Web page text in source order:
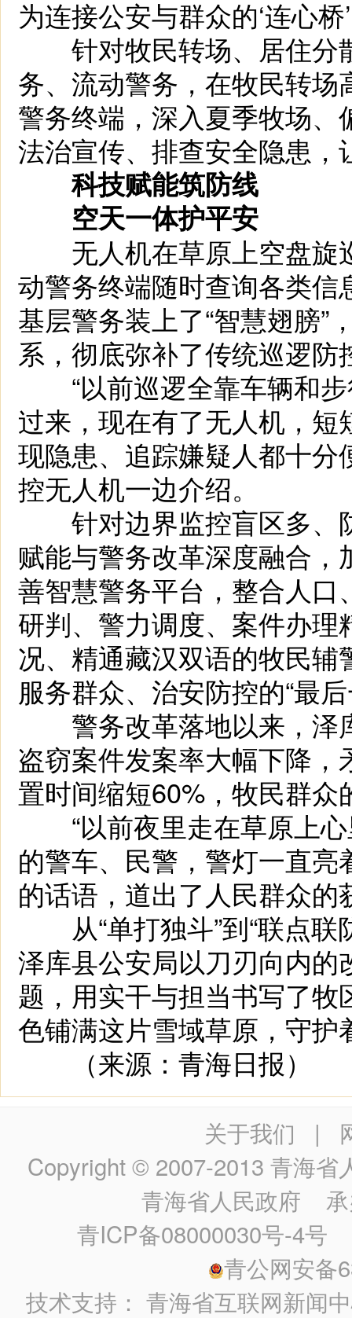
为连接公安与群众的‘连心桥
针对牧民转场、居住分
务、流动警务，在牧民转
警务终端，深入夏季牧场
法治宣传、排查安全隐患，
科技赋能筑防线
空天一体护平安
无人机在草原上空盘旋
动警务终端随时查询各类
基层警务装上了“智慧翅膀”
系，彻底弥补了传统巡逻防
“以前巡逻全靠车辆和步
过来，现在有了无人机，
现隐患、追踪嫌疑人都十分
控无人机一边介绍。
针对边界监控盲区多、
赋能与警务改革深度融合
善智慧警务平台，整合人
研判、警力调度、案件办
况、精通藏汉双语的牧民
服务群众、治安防控的“最
警务改革落地以来，泽
盗窃案件发案率大幅下降
置时间缩短60%，牧民群
“以前夜里走在草原上心
的警车、民警，警灯一直亮
的话语，道出了人民群众
从“单打独斗”到“联点联
泽库县公安局以刀刃向内
题，用实干与担当书写了
色铺满这片雪域草原，守
（来源：青海日报）
关于我们 |
Copyright © 2007-2013 青海省
青海省人民政府 承
青ICP备08000030号-4号
青公网安备
技术支持：青海省互联网新闻